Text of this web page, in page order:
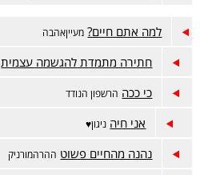
למה אתם חיים? מעייןאהבה
חתירה מתמדת להגשמה עצמית
כי ככה הרשפון הנודד
אני חיה ניגון♥️
נהנה מהחיים פשוט ההרהמורניק